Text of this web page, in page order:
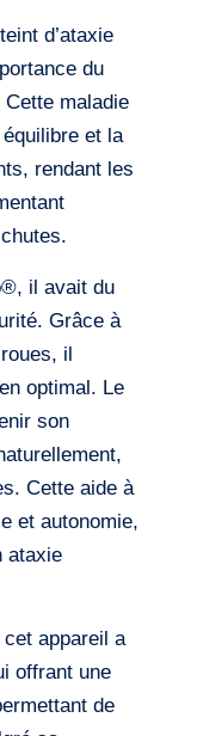
d’ataxie
du
maladie
et la
rendant les
il avait du
Grâce à
il
optimal. Le
son
Cette aide à
et autonomie,
ataxie
appareil a
offrant une
de